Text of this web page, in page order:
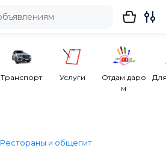
Транспорт Услуги
Отдам даро
м
Рестораны и общепит